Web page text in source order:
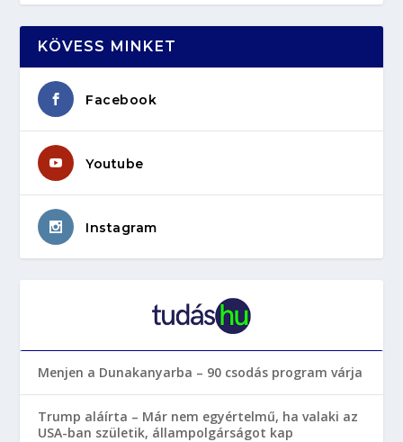
KÖVESS MINKET
Facebook
Youtube
Instagram
Menjen a Dunakanyarba – 90 csodás program várja
Trump aláírta – Már nem egyértelmű, ha valaki az
USA-ban születik, állampolgárságot kap